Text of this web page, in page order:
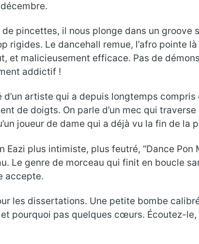
pincettes, il nous plonge dans un groove
rigides. Le dancehall remue, l’afro pointe
et malicieusement efficace. Pas de
addictif !
d’un artiste qui a depuis longtemps
de doigts. On parle d’un mec qui traverse
joueur de dame qui a déjà vu la fin de la
Eazi plus intimiste, plus feutré, “Dance Pon
Le genre de morceau qui finit en boucle
accepte.
les dissertations. Une petite bombe
pourquoi pas quelques cœurs. Écoutez-